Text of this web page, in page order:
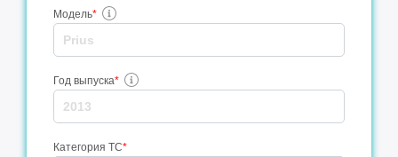
Модель*
Год выпуска*
Категория ТС*